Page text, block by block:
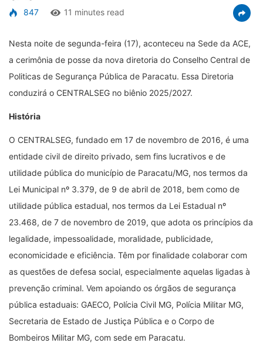
847 11 minutes read
Nesta noite de segunda-feira (17), aconteceu na Sede da ACE,
a cerimônia de posse da nova diretoria do Conselho Central de
Politicas de Segurança Pública de Paracatu. Essa Diretoria
conduzirá o CENTRALSEG no biênio 2025/2027.
História
O CENTRALSEG, fundado em 17 de novembro de 2016, é uma
entidade civil de direito privado, sem fins lucrativos e de
utilidade pública do município de Paracatu/MG, nos termos da
Lei Municipal nº 3.379, de 9 de abril de 2018, bem como de
utilidade pública estadual, nos termos da Lei Estadual nº
23.468, de 7 de novembro de 2019, que adota os princípios da
legalidade, impessoalidade, moralidade, publicidade,
economicidade e eficiência. Têm por finalidade colaborar com
as questões de defesa social, especialmente aquelas ligadas à
prevenção criminal. Vem apoiando os órgãos de segurança
pública estaduais: GAECO, Polícia Civil MG, Polícia Militar MG,
Secretaria de Estado de Justiça Pública e o Corpo de
Bombeiros Militar MG, com sede em Paracatu.